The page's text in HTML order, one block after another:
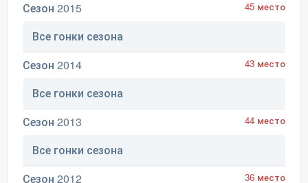
Сезон 2015
45 место
Все гонки сезона
Сезон 2014
43 место
Все гонки сезона
Сезон 2013
44 место
Все гонки сезона
Сезон 2012
36 место